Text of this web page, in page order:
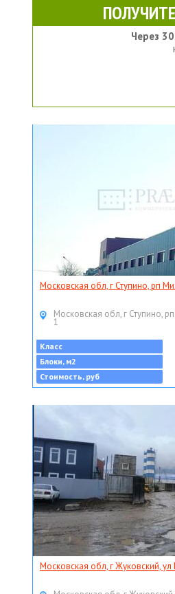
Через
Московская обл, г Ступино, рп
Московская обл, г Ступино,
1
Класс
Блоки, м2
Стоимость, руб
Московская обл, г Жуковский,